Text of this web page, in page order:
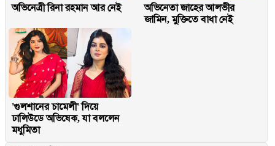
অভিনেত্রী রিনা রহমান আর নেই
অভিনেতা জাহের আলভীর
জামিন, মুক্তিতে বাধা নেই
'গুলশানের চামেলী' দিয়ে
ঢালিউডে অভিষেক, যা বললেন
মধুমিতা